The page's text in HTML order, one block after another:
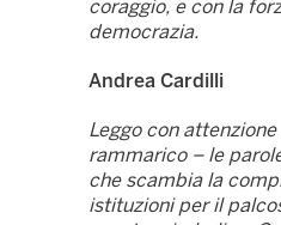
coraggio, e con la
democrazia.
Andrea Cardilli
Leggo con
rammarico – le
che scambia la
istituzioni per il